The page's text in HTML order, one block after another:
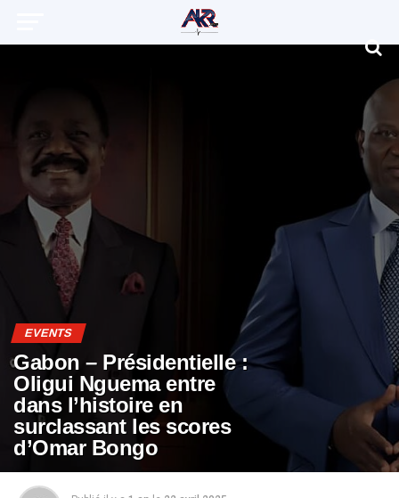
EVENTS
Gabon – Présidentielle :
Oligui Nguema entre
dans l’histoire en
surclassant les scores
d’Omar Bongo